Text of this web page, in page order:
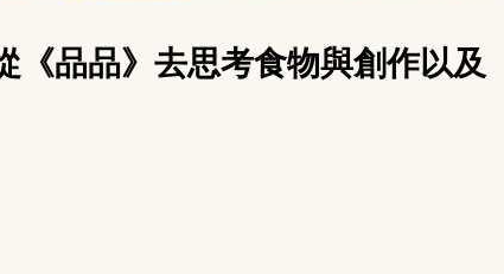
《品品》去思考食物與創作以及